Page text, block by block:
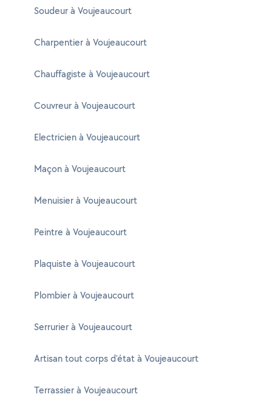
Soudeur à Voujeaucourt
Charpentier à Voujeaucourt
Chauffagiste à Voujeaucourt
Couvreur à Voujeaucourt
Electricien à Voujeaucourt
Maçon à Voujeaucourt
Menuisier à Voujeaucourt
Peintre à Voujeaucourt
Plaquiste à Voujeaucourt
Plombier à Voujeaucourt
Serrurier à Voujeaucourt
Artisan tout corps d'état à Voujeaucourt
Terrassier à Voujeaucourt